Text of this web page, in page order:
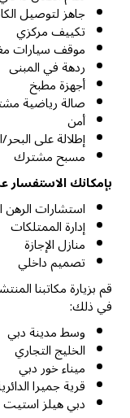
جاهز لتوصيل
تكييف مركزي
موقف سيارات
ردهة في المبنى
أجهزة مطبخ
صالة رياضية
أمن
إطلالة على البحر/
مسبح مشترك
بإمكانك الاستفسار
استشارات الرهن
إدارة الممتلكات
منازل الإجازة
تصميم داخلي
قم بزيارة مكاتبنا
في ذلك:
وسط مدينة دبي
الخليج التجاري
ميناء خور دبي
قرية جميرا
دبي هيلز استيت